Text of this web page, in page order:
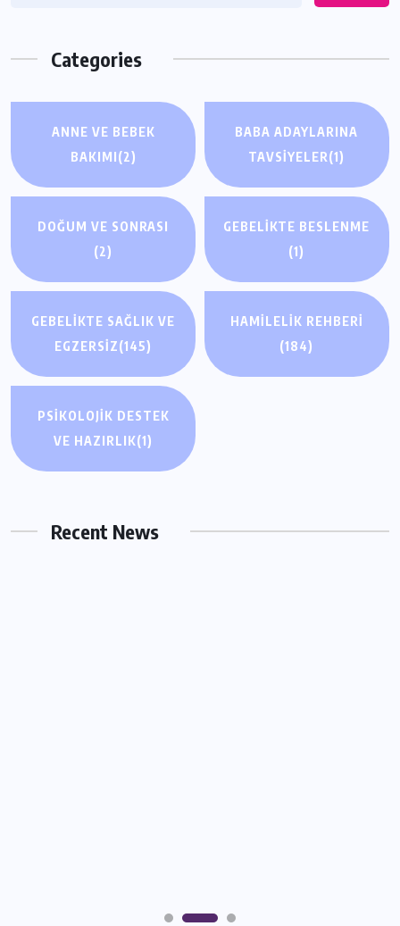
Categories
ANNE VE BEBEK
BAKIMI(2)
BABA ADAYLARINA
TAVSIYELER(1)
DOĞUM VE SONRASI
(2)
GEBELIKTE BESLENME
(1)
GEBELIKTE SAĞLIK VE
EGZERSIZ(145)
HAMILELIK REHBERI
(184)
PSIKOLOJIK DESTEK
VE HAZIRLIK(1)
Recent News
GEBELIKTE SAĞLIK VE EGZERSIZ
Hamilelik Egzersizleri: Doğumu